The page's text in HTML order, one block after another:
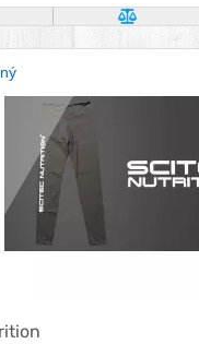
PRODUKT